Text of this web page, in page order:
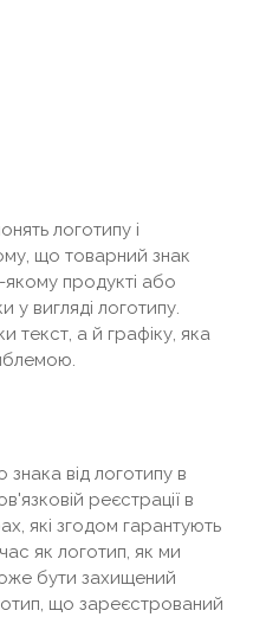
логотипу і
що товарний знак
продукті або
у вигляді логотипу.
текст, а й графіку, яка
знака від логотипу в
реєстрації в
які згодом гарантують
як логотип, як ми
бути захищений
що зареєстрований